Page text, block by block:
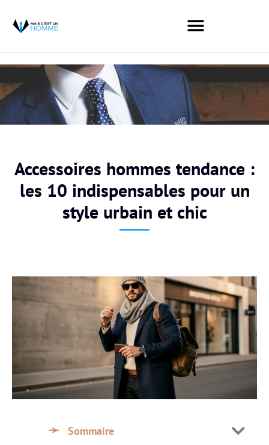
Accessoires hommes tendance :
les 10 indispensables pour un
style urbain et chic
Sommaire